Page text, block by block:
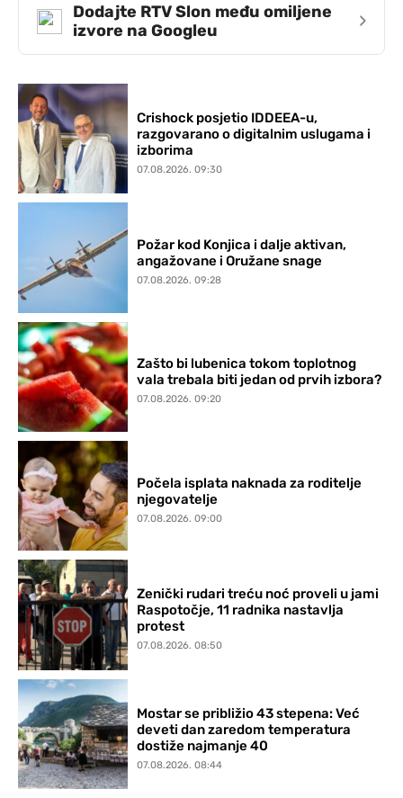
Dodajte RTV Slon među omiljene
izvore na Googleu
›
Crishock posjetio IDDEEA-u,
razgovarano o digitalnim uslugama i
izborima
07.08.2026. 09:30
Požar kod Konjica i dalje aktivan,
angažovane i Oružane snage
07.08.2026. 09:28
Zašto bi lubenica tokom toplotnog
vala trebala biti jedan od prvih izbora?
07.08.2026. 09:20
Počela isplata naknada za roditelje
njegovatelje
07.08.2026. 09:00
Zenički rudari treću noć proveli u jami
Raspotočje, 11 radnika nastavlja
protest
07.08.2026. 08:50
Mostar se približio 43 stepena: Već
deveti dan zaredom temperatura
dostiže najmanje 40
07.08.2026. 08:44